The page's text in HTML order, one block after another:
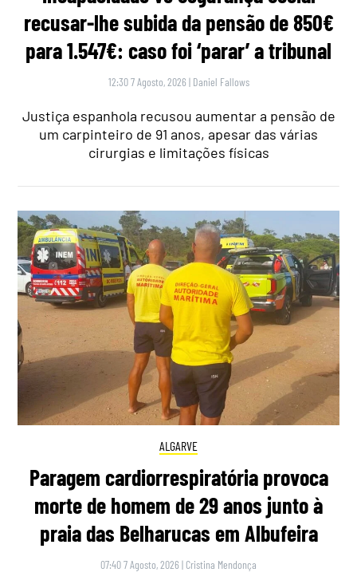
recusar-lhe subida da pensão de 850€
para 1.547€: caso foi ‘parar’ a tribunal
12:30 7 Agosto, 2026 | Daniel Fallows
Justiça espanhola recusou aumentar a pensão de
um carpinteiro de 91 anos, apesar das várias
cirurgias e limitações físicas
ALGARVE
Paragem cardiorrespiratória provoca
morte de homem de 29 anos junto à
praia das Belharucas em Albufeira
07:40 7 Agosto, 2026 | Cristina Mendonça